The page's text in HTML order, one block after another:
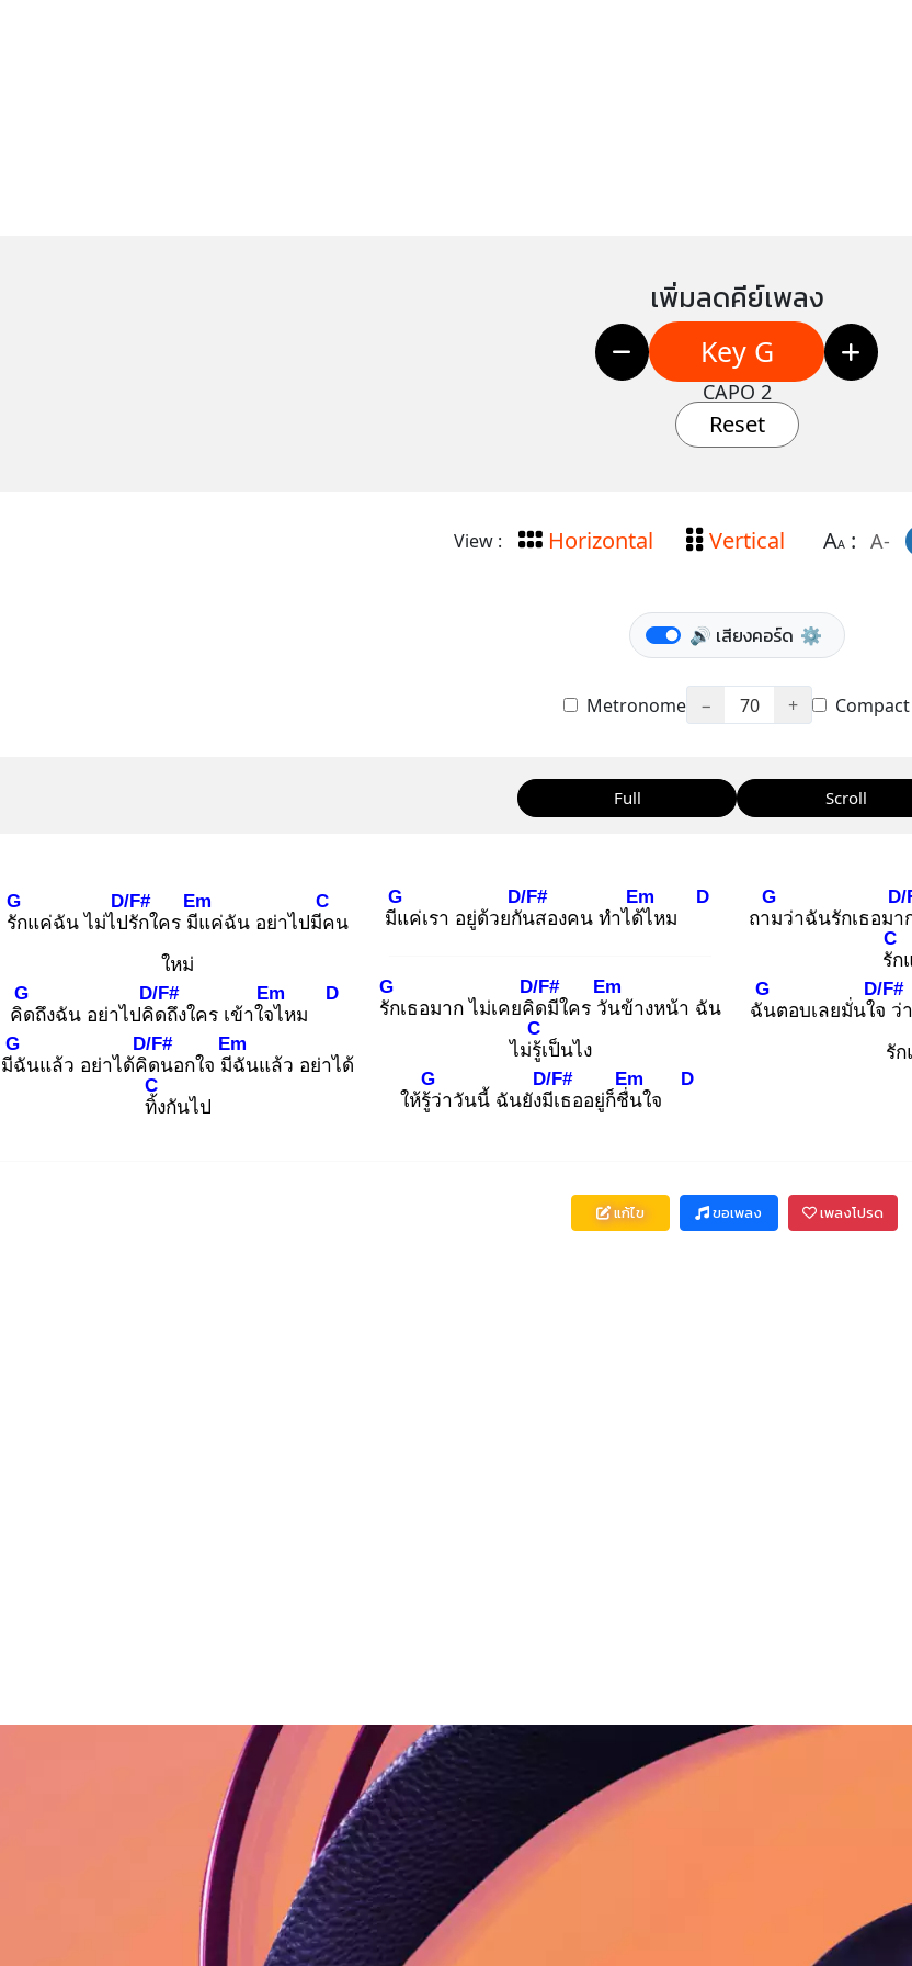
เพิ่มลดคีย์เพลง
Key G
CAPO 2
Reset
View : Horizontal Vertical AA: A-
🔊 เสียงคอร์ด ⚙️
Metronome − 70 + Compact
Full Scroll
รัก
G
แค่ฉัน ไม่ไปรั
D/F#
กใคร มีแ
Em
ค่ฉัน อย่าไปมีค
C
น
ใหม่
คิด
G
ถึงฉัน อย่าไปคิด
D/F#
ถึงใคร เข้าใจไ
Em
หม
D
มีฉั
G
นแล้ว อย่าได้คิด
D/F#
นอกใจ มีฉั
Em
นแล้ว อย่าได้
ทิ้ง
C
กันไป
มีแ
G
ค่เรา อยู่ด้วยกัน
D/F#
สองคน ทำได้ไ
Em
หม
D
รัก
G
เธอมาก ไม่เคยคิด
D/F#
มีใคร วัน
Em
ข้างหน้า ฉัน
ไม่รู้เ
C
ป็นไง
ให้รู้ว่
G
าวันนี้ ฉันยังมีเ
D/F#
ธออยู่ก็ชื่น
Em
ใจ
D
ถาม
G
ว่าฉันรักเธอมา
D/
รัก
C
ฉัน
G
ตอบเลยมั่นใจ
D/F#
ว่
รัก
แก้ไข ขอเพลง เพลงโปรด